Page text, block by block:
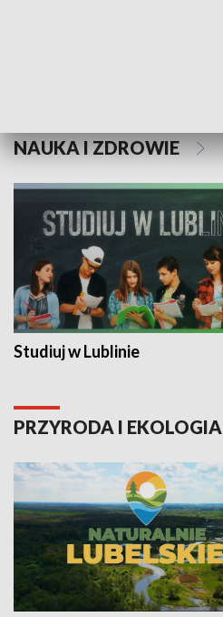
NAUKA I ZDROWIE
Studiuj w Lublinie
PRZYRODA I EKOLOGIA